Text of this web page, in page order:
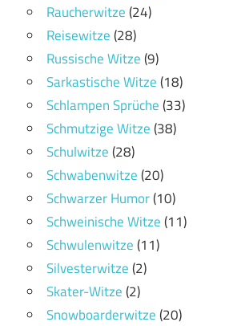
Raucherwitze(24)
Reisewitze(28)
Russische Witze(9)
Sarkastische Witze(18)
Schlampen Sprüche(33)
Schmutzige Witze(38)
Schulwitze(28)
Schwabenwitze(20)
Schwarzer Humor(10)
Schweinische Witze(11)
Schwulenwitze(11)
Silvesterwitze(2)
Skater-Witze(2)
Snowboarderwitze(20)